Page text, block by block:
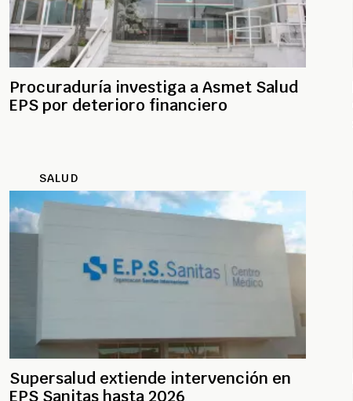
Procuraduría investiga a Asmet Salud
EPS por deterioro financiero
SALUD
Supersalud extiende intervención en
EPS Sanitas hasta 2026